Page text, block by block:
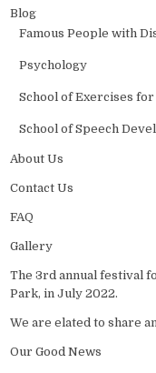
Blog
Famous People with
Psychology
School of Exercises
School of Speech
About Us
Contact Us
FAQ
Gallery
The 3rd annual festival
Park, in July 2022.
We are elated to share
Our Good News